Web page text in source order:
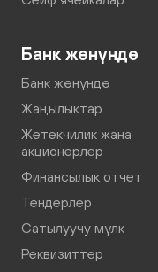
Банк жөнүндө
Банк жөнүндө
Жаңылыктар
Жетекчилик жана
акционерлер
Финансылык отчет
Тендерлер
Сатылуучу мүлк
Реквизиттер